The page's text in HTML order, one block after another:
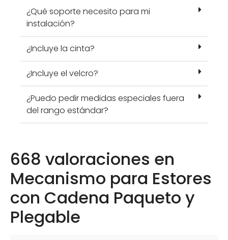
¿Qué soporte necesito para mi
instalación?
¿Incluye la cinta?
¿Incluye el velcro?
¿Puedo pedir medidas especiales fuera
del rango estándar?
668 valoraciones en
Mecanismo para Estores
con Cadena Paqueto y
Plegable